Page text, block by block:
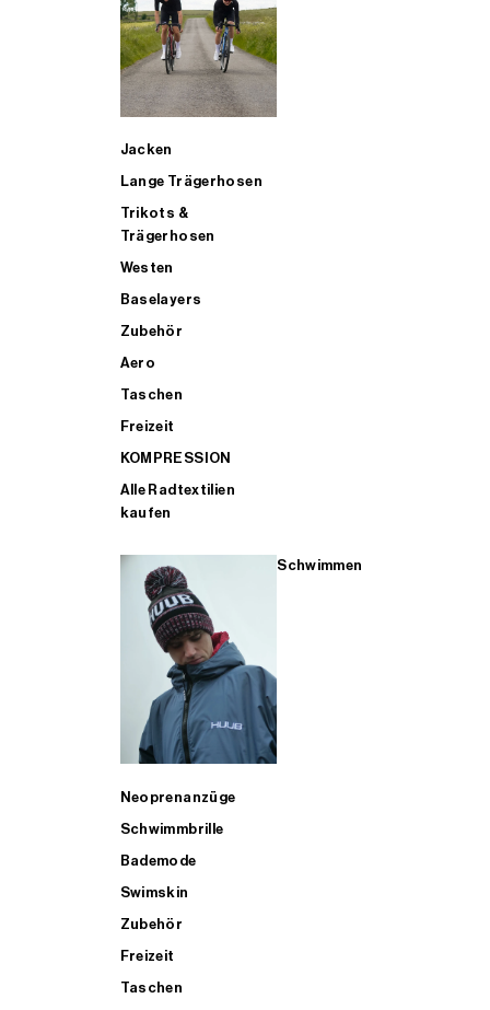
Jacken
Lange Trägerhosen
Trikots &
Trägerhosen
Westen
Baselayers
Zubehör
Aero
Taschen
Freizeit
KOMPRESSION
Alle Radtextilien
kaufen
Schwimmen
Neoprenanzüge
Schwimmbrille
Bademode
Swimskin
Zubehör
Freizeit
Taschen
ALLE TRIATHLONARTIKEL FÜR MÄNNER KAUFEN